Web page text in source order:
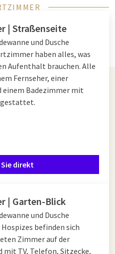
| Straßenseite
und Dusche
haben alles, was
Aufenthalt brauchen. Alle
Fernseher, einer
einem Badezimmer mit
direkt
| Garten-Blick
und Dusche
befinden sich
Zimmer auf der
mit TV, Telefon, Sitzecke,